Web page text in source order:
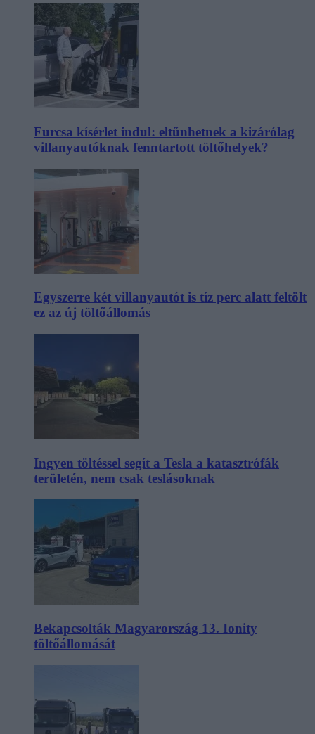
Furcsa kísérlet indul: eltűnhetnek a kizárólag
villanyautóknak fenntartott töltőhelyek?
Egyszerre két villanyautót is tíz perc alatt feltölt
ez az új töltőállomás
Ingyen töltéssel segít a Tesla a katasztrófák
területén, nem csak teslásoknak
Bekapcsolták Magyarország 13. Ionity
töltőállomását